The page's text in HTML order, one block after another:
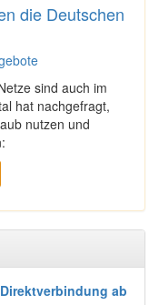
die Deutschen
sind auch im
hat nachgefragt,
nutzen und
ab